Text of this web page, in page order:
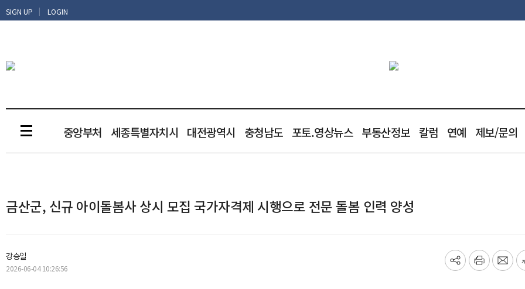
SIGN UP | LOGIN
중앙부처 세종특별자치시 대전광역시 충청남도 포토.영상뉴스 부동산정보 칼럼 연예 제보/문의
금산군, 신규 아이돌봄사 상시 모집 국가자격제 시행으로 전문 돌봄 인력 양성
강승일
2026-06-04 10:26:56
기
프
메